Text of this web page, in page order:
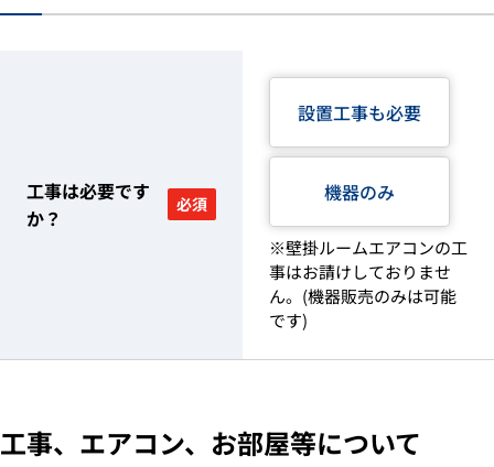
工事は必要です
か？
必須
設置工事も必要
機器のみ
※壁掛ルームエアコンの工
事はお請けしておりませ
ん。(機器販売のみは可能
です)
工事、エアコン、お部屋等について